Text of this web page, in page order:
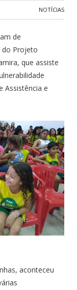
NOTÍCIAS
de
do Projeto
que assiste
Assistência e
aconteceu